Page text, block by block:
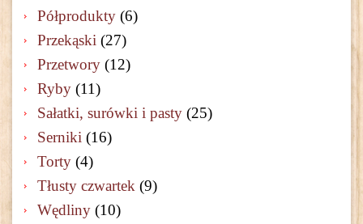
Półprodukty (6)
Przekąski (27)
Przetwory (12)
Ryby (11)
Sałatki, surówki i pasty (25)
Serniki (16)
Torty (4)
Tłusty czwartek (9)
Wędliny (10)